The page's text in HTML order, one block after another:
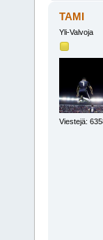
TAMI
Yli-Valvoja
Viestejä: